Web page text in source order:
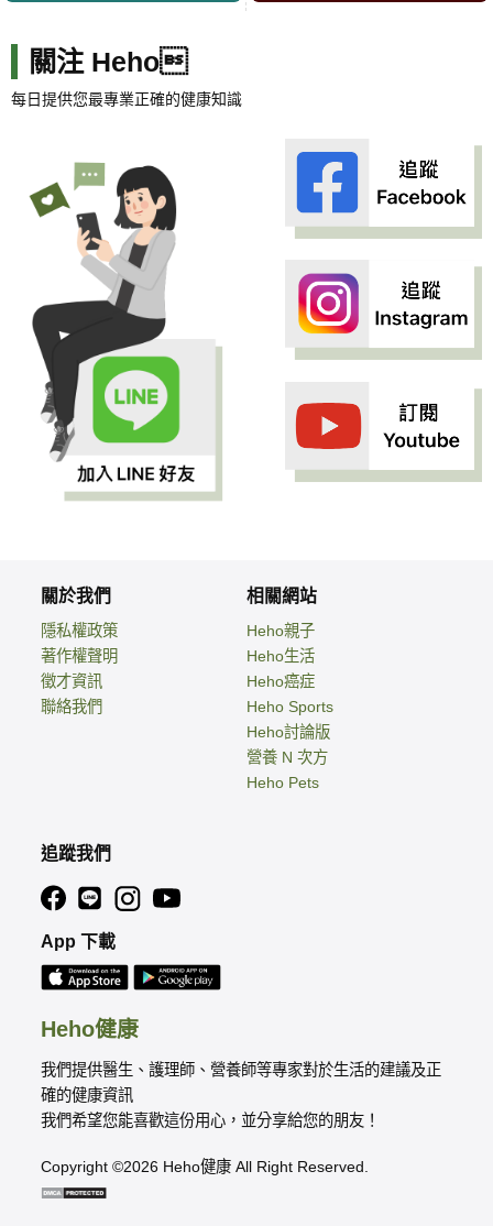
關注 Heho
每日提供您最專業正確的健康知識
Heho健康
我們提供醫生、護理師、營養師等專家對於生活的建議及正
確的健康資訊
我們希望您能喜歡這份用心，並分享給您的朋友！
Copyright ©2026 Heho健康 All Right Reserved.
關於我們
隱私權政策
著作權聲明
徵才資訊
聯絡我們
相關網站
Heho親子
Heho生活
Heho癌症
Heho Sports
Heho討論版
營養 N 次方
Heho Pets
追蹤我們
App 下載